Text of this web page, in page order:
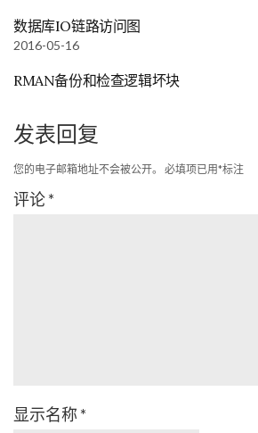
数据库IO链路访问图
2016-05-16
RMAN备份和检查逻辑坏块
发表回复
您的电子邮箱地址不会被公开。 必填项已用*标注
评论*
显示名称 *